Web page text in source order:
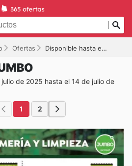
Ofertas Disponible hasta el 14/07/2025
de 2025 hasta el 14 de julio de
1 2